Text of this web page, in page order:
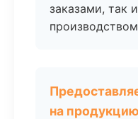
заказами, так
на